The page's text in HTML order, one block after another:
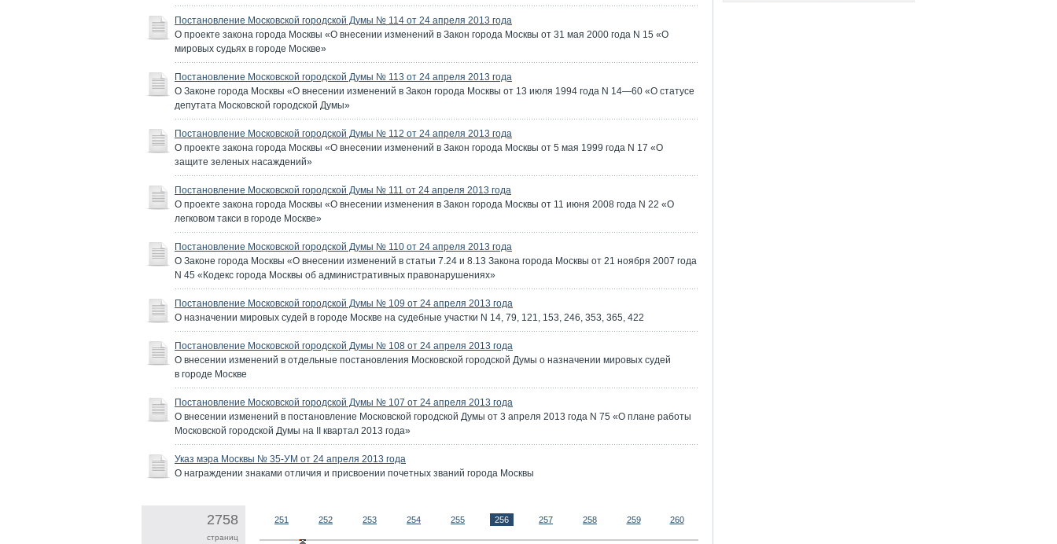
Постановление Московской городской Думы № 114 от 24 апреля 2013 года
О проекте закона города Москвы «О внесении изменений в Закон города Москвы от 31 мая 2000 года N 15 «О
мировых судьях в городе Москве»
Постановление Московской городской Думы № 113 от 24 апреля 2013 года
О Законе города Москвы «О внесении изменений в Закон города Москвы от 13 июля 1994 года N 14—60 «О статусе
депутата Московской городской Думы»
Постановление Московской городской Думы № 112 от 24 апреля 2013 года
О проекте закона города Москвы «О внесении изменений в Закон города Москвы от 5 мая 1999 года N 17 «О
защите зеленых насаждений»
Постановление Московской городской Думы № 111 от 24 апреля 2013 года
О проекте закона города Москвы «О внесении изменения в Закон города Москвы от 11 июня 2008 года N 22 «О
легковом такси в городе Москве»
Постановление Московской городской Думы № 110 от 24 апреля 2013 года
О Законе города Москвы «О внесении изменений в статьи 7.24 и 8.13 Закона города Москвы от 21 ноября 2007 года
N 45 «Кодекс города Москвы об административных правонарушениях»
Постановление Московской городской Думы № 109 от 24 апреля 2013 года
О назначении мировых судей в городе Москве на судебные участки N 14, 79, 121, 153, 246, 353, 365, 422
Постановление Московской городской Думы № 108 от 24 апреля 2013 года
О внесении изменений в отдельные постановления Московской городской Думы о назначении мировых судей
в городе Москве
Постановление Московской городской Думы № 107 от 24 апреля 2013 года
О внесении изменений в постановление Московской городской Думы от 3 апреля 2013 года N 75 «О плане работы
Московской городской Думы на II квартал 2013 года»
Указ мэра Москвы № 35-УМ от 24 апреля 2013 года
О награждении знаками отличия и присвоении почетных званий города Москвы
2758
страниц
251 252 253 254 255 256 257 258 259 260